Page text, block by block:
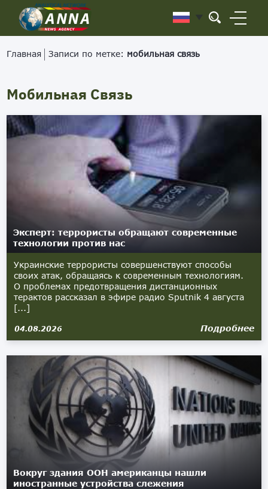
Главная Записи по метке: мобильная связь
Мобильная Связь
Эксперт: террористы обращают современные
технологии против нас
Украинские террористы совершенствуют способы
своих атак, обращаясь к современным технологиям.
О проблемах предотвращения дистанционных
терактов рассказал в эфире радио Sputnik 4 августа
[...]
04.08.2026 Подробнее
Вокруг здания ООН американцы нашли
иностранные устройства слежения